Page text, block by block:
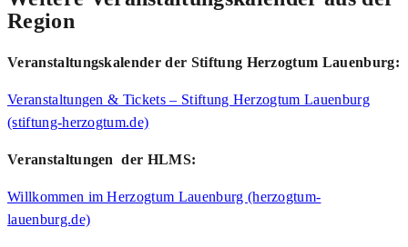
Region
Veranstaltungskalender der Stiftung Herzogtum Lauenburg:
Veranstaltungen & Tickets – Stiftung Herzogtum Lauenburg
(stiftung-herzogtum.de)
Veranstaltungen der HLMS:
Willkommen im Herzogtum Lauenburg (herzogtum-
lauenburg.de)